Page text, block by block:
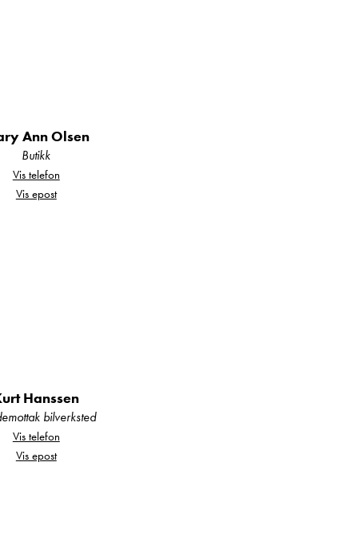
Ann Olsen
Butikk
Vis telefon
Vis epost
Hanssen
bilverksted
Vis telefon
Vis epost